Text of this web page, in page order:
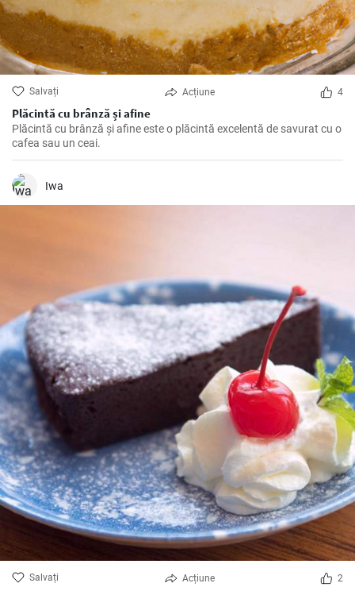
Salvați Acțiune 4
Plăcintă cu brânză și afine
Plăcintă cu brânză și afine este o plăcintă excelentă de savurat cu o
cafea sau un ceai.
Iwa
Salvați Acțiune 2